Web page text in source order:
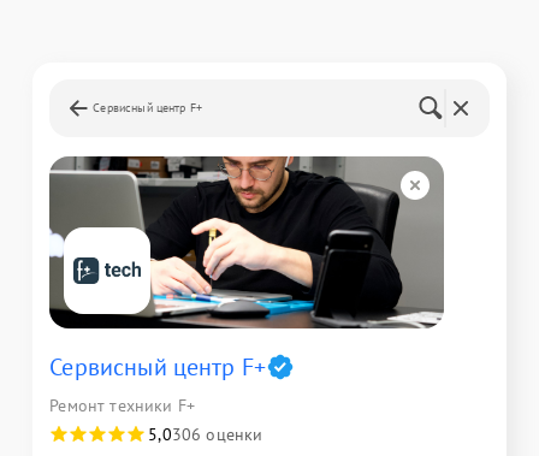
Сервисный центр F+
Сервисный центр F+
Ремонт техники F+
5,0306 оценки